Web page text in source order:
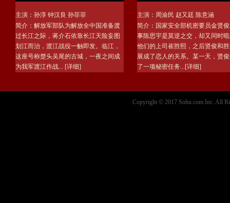
主演： 孙淳 钟汉良 孙菲菲 主演： 周渝民 赵又廷 陈意涵
简介：解放军部队为解放全中国准备渡
过长江之际，蒋介石依靠长江天险妄图
划江而治，渡江战役一触即发。临江，
这座号称楚头吴尾的古城，一夜之间成
为我军渡江作战... [详细]
简介：国家安全部机密要员金贤
事陈思宇是莫逆之交，却又同时
他们的上司崔胜熙，之后贤俊和
展成了恋人的关系。某一天，贤
了一项秘密任务...[详细]
Copyright © 2017 Sohu.com Inc. All